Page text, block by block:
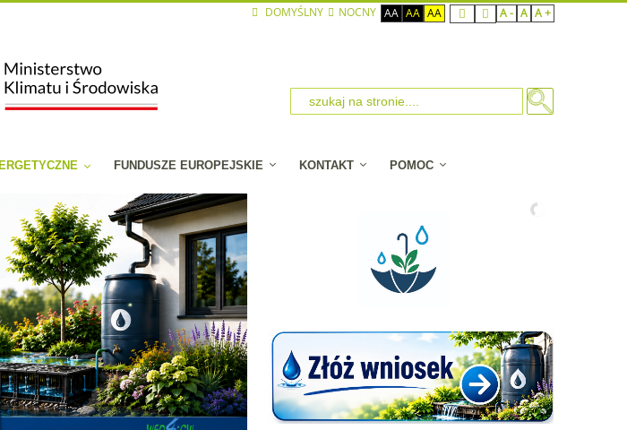
DOMYŚLNY NOCNY AA AA AA A - A A +
FUNDUSZE EUROPEJSKIE KONTAKT POMOC